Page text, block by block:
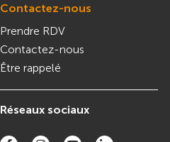
Contactez-nous
Prendre RDV
Contactez-nous
Être rappelé
Réseaux sociaux